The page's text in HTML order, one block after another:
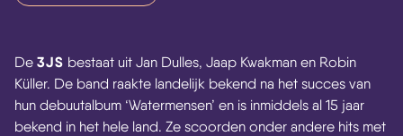
De 3JS bestaat uit Jan Dulles, Jaap Kwakman en Robin
Küller. De band raakte landelijk bekend na het succes van
hun debuutalbum ‘Watermensen’ en is inmiddels al 15 jaar
bekend in het hele land. Ze scoorden onder andere hits met